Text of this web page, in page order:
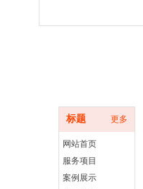
标题 更多
网站首页
服务项目
案例展示